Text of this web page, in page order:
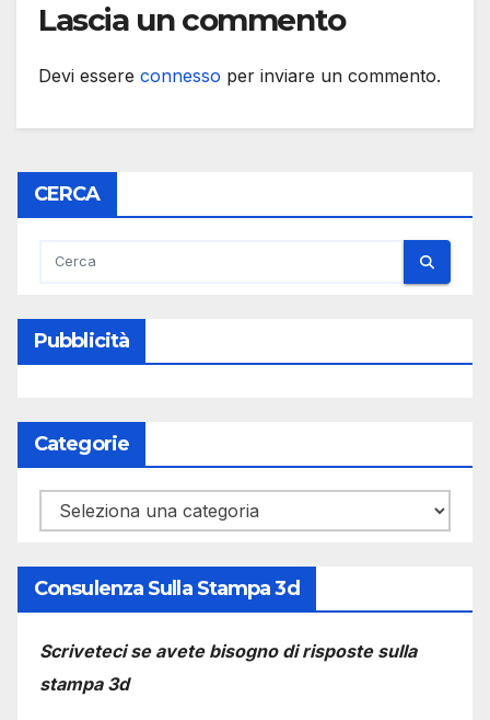
Lascia un commento
Devi essere connesso per inviare un commento.
CERCA
Pubblicità
Categorie
Categorie
Consulenza Sulla Stampa 3d
Scriveteci se avete bisogno di risposte sulla
stampa 3d